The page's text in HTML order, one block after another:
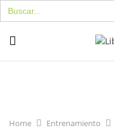
Buscar:
Home Entrenamiento